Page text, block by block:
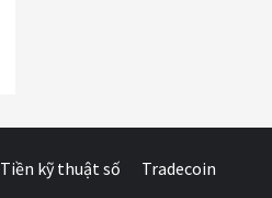
Tiền kỹ thuật số Tradecoin